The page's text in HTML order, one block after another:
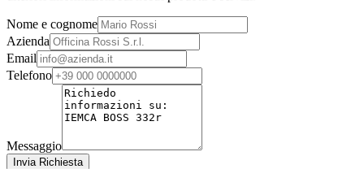
Nome e cognome
Azienda
Email
Telefono
Messaggio
Invia Richiesta